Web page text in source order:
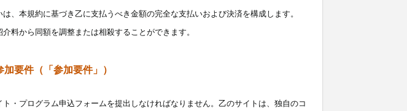
本規約に基づき乙に支払うべき金額の完全な支払いおよび決済を構成します。
料から同額を調整または相殺することができます。
要件（「参加要件」）
・プログラム申込フォームを提出しなければなりません。乙のサイトは、独自のコ